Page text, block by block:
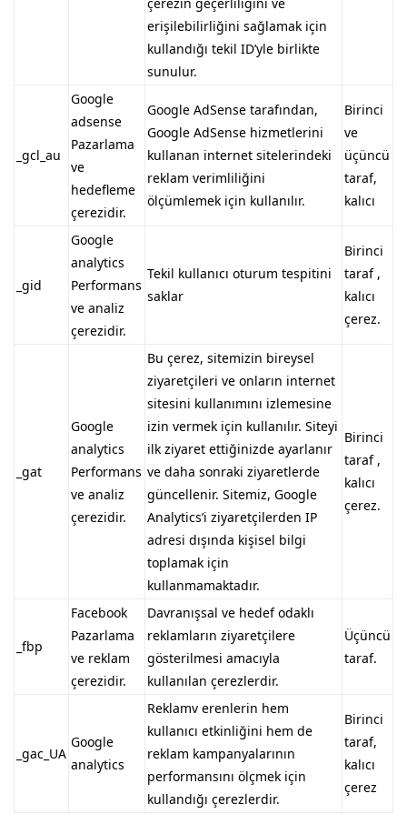
erişilebilirliğini sağlamak için
kullandığı tekil ID’yle birlikte
sunulur.
_gcl_au
Google
adsense
Pazarlama
ve
hedefleme
çerezidir.
Google AdSense tarafından,
Google AdSense hizmetlerini
kullanan internet sitelerindeki
reklam verimliliğini
ölçümlemek için kullanılır.
Birinci
ve
üçüncü
taraf,
kalıcı
_gid
Google
analytics
Performans
ve analiz
çerezidir.
Tekil kullanıcı oturum tespitini
saklar
Birinci
taraf ,
kalıcı
çerez.
_gat
Google
analytics
Performans
ve analiz
çerezidir.
Bu çerez, sitemizin bireysel
ziyaretçileri ve onların internet
sitesini kullanımını izlemesine
izin vermek için kullanılır. Siteyi
ilk ziyaret ettiğinizde ayarlanır
ve daha sonraki ziyaretlerde
güncellenir. Sitemiz, Google
Analytics’i ziyaretçilerden IP
adresi dışında kişisel bilgi
toplamak için
kullanmamaktadır.
Birinci
taraf ,
kalıcı
çerez.
_fbp
Facebook
Pazarlama
ve reklam
çerezidir.
Davranışsal ve hedef odaklı
reklamların ziyaretçilere
gösterilmesi amacıyla
kullanılan çerezlerdir.
Üçüncü
taraf.
_gac_UA
Google
analytics
Reklamv erenlerin hem
kullanıcı etkinliğini hem de
reklam kampanyalarının
performansını ölçmek için
kullandığı çerezlerdir.
Birinci
taraf,
kalıcı
çerez